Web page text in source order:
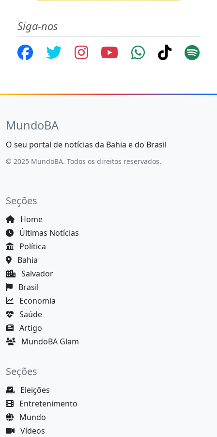
Siga-nos
MundoBA
O seu portal de notícias da Bahia e do Brasil
© 2025 MundoBA. Todos os direitos reservados.
Seções
Home
Últimas Notícias
Política
Bahia
Salvador
Brasil
Economia
Saúde
Artigo
MundoBA Glam
Seções
Eleições
Entretenimento
Mundo
Vídeos